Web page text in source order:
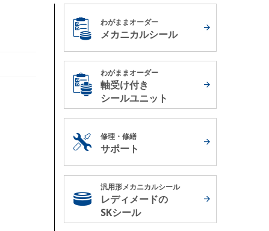
わがままオーダー
メカニカルシール
わがままオーダー
軸受け付き
シールユニット
修理・修繕
サポート
汎用形メカニカルシール
レディメードの
SKシール